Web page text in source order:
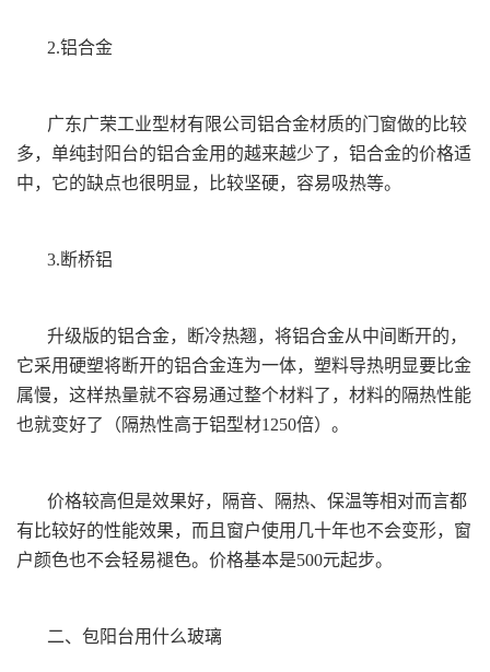
2.铝合金
广东广荣工业型材有限公司铝合金材质的门窗做的比较
多，单纯封阳台的铝合金用的越来越少了，铝合金的价格适
中，它的缺点也很明显，比较坚硬，容易吸热等。
3.断桥铝
升级版的铝合金，断冷热翘，将铝合金从中间断开的，
它采用硬塑将断开的铝合金连为一体，塑料导热明显要比金
属慢，这样热量就不容易通过整个材料了，材料的隔热性能
也就变好了（隔热性高于铝型材1250倍）。
价格较高但是效果好，隔音、隔热、保温等相对而言都
有比较好的性能效果，而且窗户使用几十年也不会变形，窗
户颜色也不会轻易褪色。价格基本是500元起步。
二、包阳台用什么玻璃